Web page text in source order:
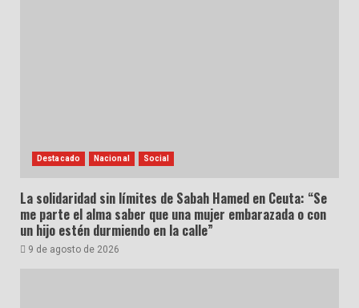
Destacado Nacional Social
La solidaridad sin límites de Sabah Hamed en Ceuta: “Se
me parte el alma saber que una mujer embarazada o con
un hijo estén durmiendo en la calle”
9 de agosto de 2026